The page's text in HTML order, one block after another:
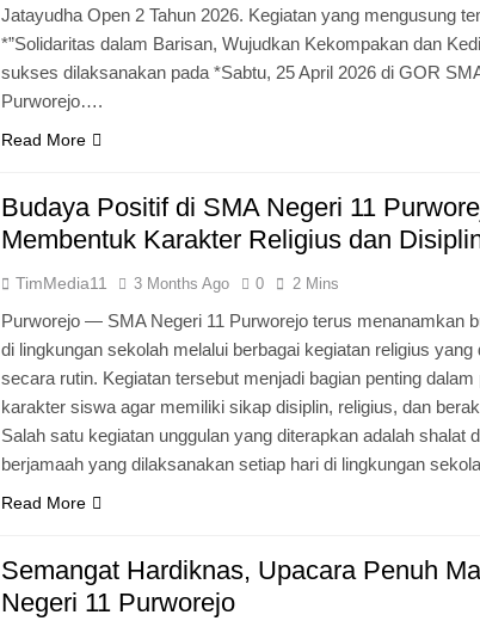
Jatayudha Open 2 Tahun 2026. Kegiatan yang mengusung
*”Solidaritas dalam Barisan, Wujudkan Kekompakan dan
sukses dilaksanakan pada *Sabtu, 25 April 2026 di GOR
Purworejo….
Read More
Budaya Positif di SMA Negeri 11
Membentuk Karakter Religius dan
TimMedia11 3 Months Ago 0 2 Mins
Purworejo — SMA Negeri 11 Purworejo terus menanamkan
di lingkungan sekolah melalui berbagai kegiatan religius yang
secara rutin. Kegiatan tersebut menjadi bagian penting
karakter siswa agar memiliki sikap disiplin, religius, dan
Salah satu kegiatan unggulan yang diterapkan adalah shalat
berjamaah yang dilaksanakan setiap hari di lingkungan
Read More
Semangat Hardiknas, Upacara Penuh
Negeri 11 Purworejo